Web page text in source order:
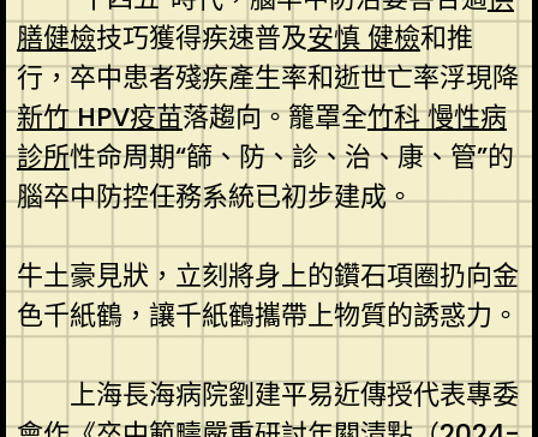
膳健檢技巧獲得疾速普及安慎 健檢和推
行，卒中患者殘疾產生率和逝世亡率浮現降
新竹 HPV疫苗落趨向。籠罩全竹科 慢性病
診所性命周期“篩、防、診、治、康、管”的
腦卒中防控任務系統已初步建成。
牛土豪見狀，立刻將身上的鑽石項圈扔向金
色千紙鶴，讓千紙鶴攜帶上物質的誘惑力。
上海長海病院劉建平易近傳授代表專委